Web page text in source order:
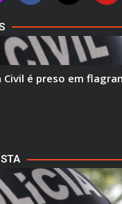
Civil é preso em